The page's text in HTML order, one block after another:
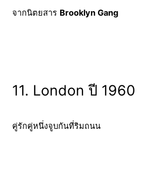
จากนิตยสาร Brooklyn Gang
11. London ปี 1960
คู่รักคู่หนึ่งจูบกันที่ริมถนน